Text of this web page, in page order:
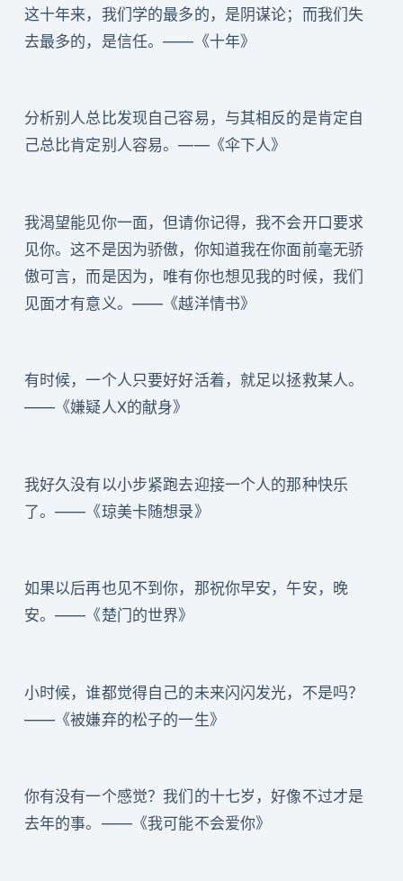
这十年来，我们学的最多的，是阴谋论；而我们失
去最多的，是信任。——《十年》
分析别人总比发现自己容易，与其相反的是肯定自
己总比肯定别人容易。——《伞下人》
我渴望能见你一面，但请你记得，我不会开口要求
见你。这不是因为骄傲，你知道我在你面前毫无骄
傲可言，而是因为，唯有你也想见我的时候，我们
见面才有意义。——《越洋情书》
有时候，一个人只要好好活着，就足以拯救某人。
——《嫌疑人X的献身》
我好久没有以小步紧跑去迎接一个人的那种快乐
了。——《琼美卡随想录》
如果以后再也见不到你，那祝你早安，午安，晚
安。——《楚门的世界》
小时候，谁都觉得自己的未来闪闪发光，不是吗？
——《被嫌弃的松子的一生》
你有没有一个感觉？我们的十七岁，好像不过才是
去年的事。——《我可能不会爱你》